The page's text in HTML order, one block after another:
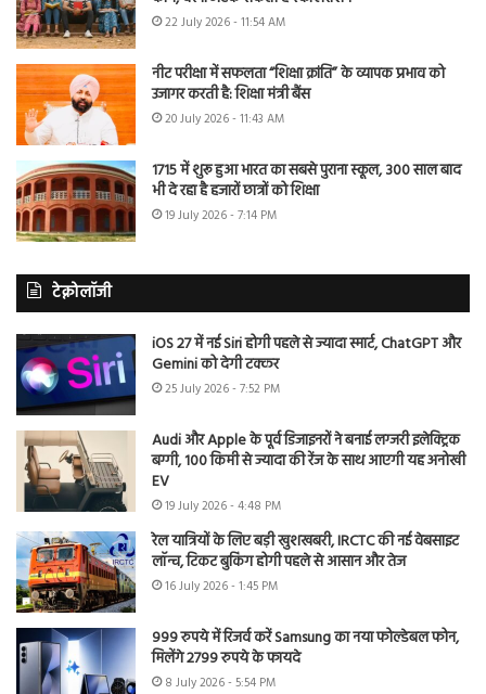
22 July 2026 - 11:54 AM
नीट परीक्षा में सफलता “शिक्षा क्रांति” के व्यापक प्रभाव को
उजागर करती है: शिक्षा मंत्री बैंस
20 July 2026 - 11:43 AM
1715 में शुरू हुआ भारत का सबसे पुराना स्कूल, 300 साल बाद
भी दे रहा है हजारों छात्रों को शिक्षा
19 July 2026 - 7:14 PM
टेक्नोलॉजी
iOS 27 में नई Siri होगी पहले से ज्यादा स्मार्ट, ChatGPT और
Gemini को देगी टक्कर
25 July 2026 - 7:52 PM
Audi और Apple के पूर्व डिजाइनरों ने बनाई लग्जरी इलेक्ट्रिक
बग्गी, 100 किमी से ज्यादा की रेंज के साथ आएगी यह अनोखी
EV
19 July 2026 - 4:48 PM
रेल यात्रियों के लिए बड़ी खुशखबरी, IRCTC की नई वेबसाइट
लॉन्च, टिकट बुकिंग होगी पहले से आसान और तेज
16 July 2026 - 1:45 PM
999 रुपये में रिजर्व करें Samsung का नया फोल्डेबल फोन,
मिलेंगे 2799 रुपये के फायदे
8 July 2026 - 5:54 PM